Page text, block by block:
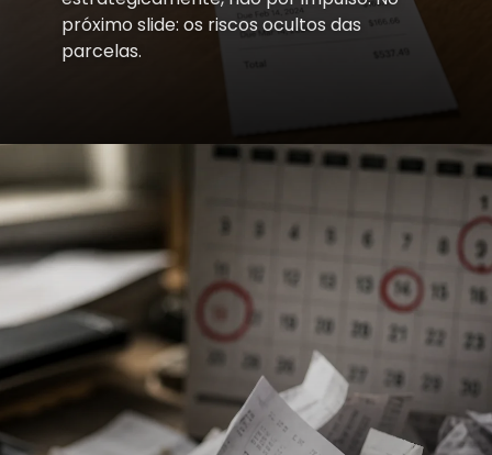
próximo slide: os riscos ocultos das
parcelas.